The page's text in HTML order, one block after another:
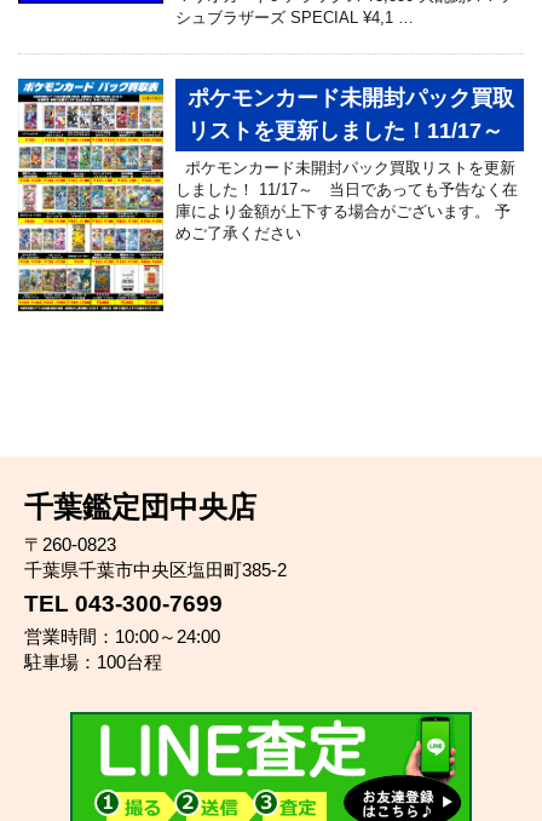
シュブラザーズ SPECIAL ¥4,1 …
ポケモンカード未開封パック買取
リストを更新しました！11/17～
ポケモンカード未開封パック買取リストを更新
しました！ 11/17～ 当日であっても予告なく在
庫により金額が上下する場合がございます。 予
めご了承ください
千葉鑑定団中央店
〒260-0823
千葉県千葉市中央区塩田町385-2
TEL 043-300-7699
営業時間：10:00～24:00
駐車場：100台程